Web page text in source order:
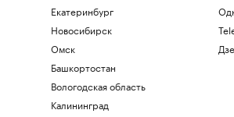
Екатеринбург
Новосибирск
Омск
Башкортостан
Вологодская область
Калининград